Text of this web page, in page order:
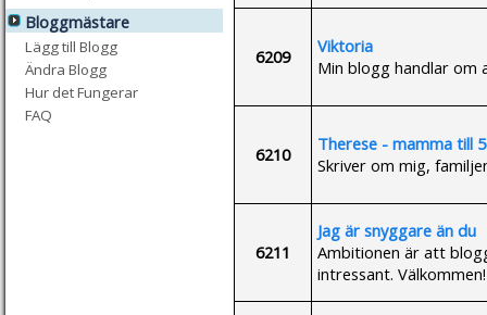
Bloggmästare
Lägg till Blogg
Ändra Blogg
Hur det Fungerar
FAQ
6209
Viktoria
Min blogg handlar om
6210
Therese - mamma till 5
Skriver om mig,
6211
Jag är snyggare än du
Ambitionen är att
intressant. Välkommen!